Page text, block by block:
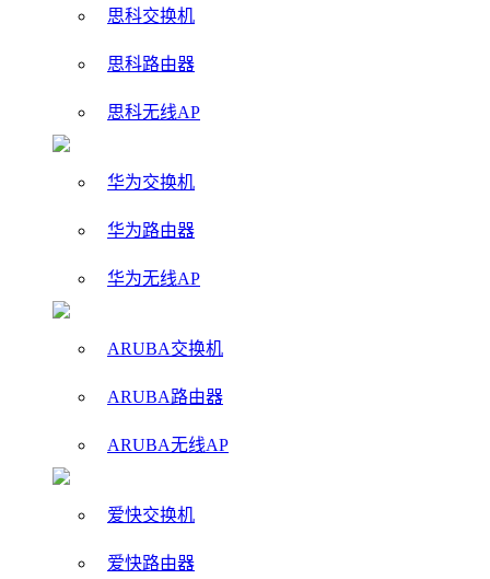
思科交换机
思科路由器
思科无线AP
华为交换机
华为路由器
华为无线AP
ARUBA交换机
ARUBA路由器
ARUBA无线AP
爱快交换机
爱快路由器